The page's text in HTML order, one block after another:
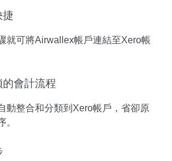
捷
就可將Airwallex帳戶連結至Xero帳
的會計流程
動整合和分類到Xero帳戶，省卻原
。